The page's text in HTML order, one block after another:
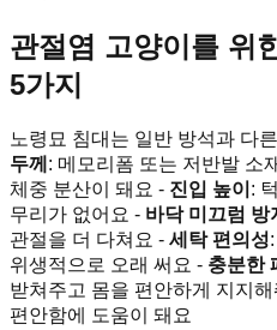
관절염 고양이를 위
5가지
노령묘 침대는 일반 방석과 다
두께 : 메모리폼 또는 저반발 소
체중 분산이 돼요 - 진입 높이 :
무리가 없어요 - 바닥 미끄럼 방
관절을 더 다쳐요 - 세탁 편의성
위생적으로 오래 써요 - 충분한
받쳐주고 몸을 편안하게 지지
편안함에 도움이 돼요